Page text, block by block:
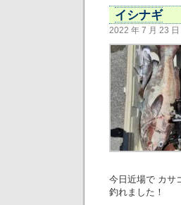
イシナギ
2022 年 7 月 23 日
今日近場で カサ
釣れました！